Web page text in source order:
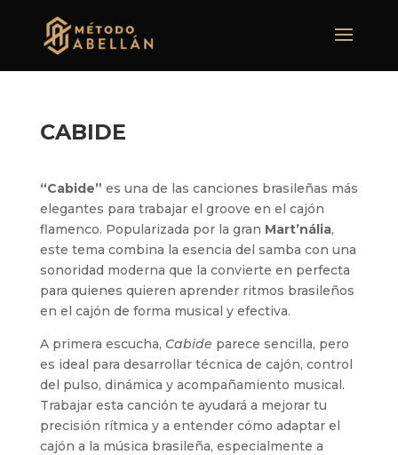
CABIDE
“Cabide” es una de las canciones brasileñas más
elegantes para trabajar el groove en el cajón
flamenco. Popularizada por la gran Mart’nália,
este tema combina la esencia del samba con una
sonoridad moderna que la convierte en perfecta
para quienes quieren aprender ritmos brasileños
en el cajón de forma musical y efectiva.
A primera escucha, Cabide parece sencilla, pero
es ideal para desarrollar técnica de cajón, control
del pulso, dinámica y acompañamiento musical.
Trabajar esta canción te ayudará a mejorar tu
precisión rítmica y a entender cómo adaptar el
cajón a la música brasileña, especialmente a